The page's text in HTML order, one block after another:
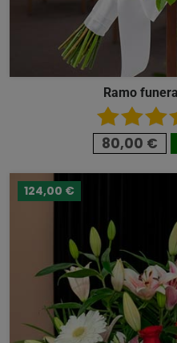
Ramo
80,00 €
124,00 €